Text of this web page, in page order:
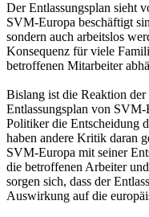
Der Entlassungsplan sieht
SVM-Europa beschäftigt
sondern auch arbeitslos
Konsequenz für viele
betroffenen Mitarbeiter
Bislang ist die Reaktion
Entlassungsplan von
Politiker die Entscheidung
haben andere Kritik daran
SVM-Europa mit seiner
die betroffenen Arbeiter
sorgen sich, dass der
Auswirkung auf die